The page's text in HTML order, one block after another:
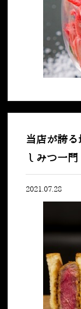
当店が誇
しみつ一
2021.07.28